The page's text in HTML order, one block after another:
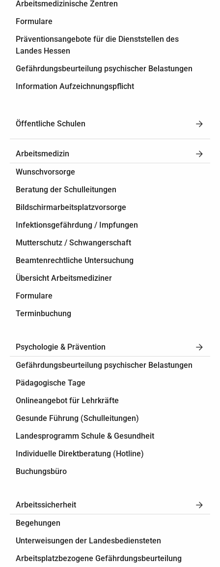
Arbeitsmedizinische Zentren
Formulare
Präventionsangebote für die Dienststellen des
Landes Hessen
Gefährdungsbeurteilung psychischer Belastungen
Information Aufzeichnungspflicht
Öffentliche Schulen
Arbeitsmedizin
Wunschvorsorge
Beratung der Schulleitungen
Bildschirmarbeitsplatzvorsorge
Infektionsgefährdung / Impfungen
Mutterschutz / Schwangerschaft
Beamtenrechtliche Untersuchung
Übersicht Arbeitsmediziner
Formulare
Terminbuchung
Psychologie & Prävention
Gefährdungsbeurteilung psychischer Belastungen
Pädagogische Tage
Onlineangebot für Lehrkräfte
Gesunde Führung (Schulleitungen)
Landesprogramm Schule & Gesundheit
Individuelle Direktberatung (Hotline)
Buchungsbüro
Arbeitssicherheit
Begehungen
Unterweisungen der Landesbediensteten
Arbeitsplatzbezogene Gefährdungsbeurteilung